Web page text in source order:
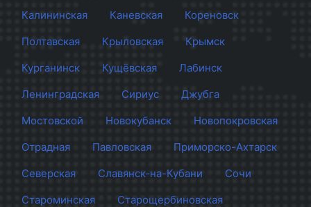
Калининская
Каневская
Кореновск
Полтавская
Крыловская
Крымск
Курганинск
Кущёвская
Лабинск
Ленинградская
Сириус
Джубга
Мостовской
Новокубанск
Новопокровская
Отрадная
Павловская
Приморско-Ахтарск
Северская
Славянск-на-Кубани
Сочи
Староминская
Старощербиновская